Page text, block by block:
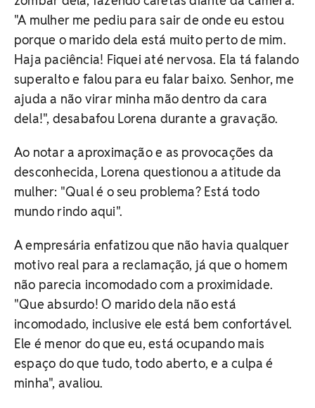
"A mulher me pediu para sair de onde eu estou
porque o marido dela está muito perto de mim.
Haja paciência! Fiquei até nervosa. Ela tá falando
superalto e falou para eu falar baixo. Senhor, me
ajuda a não virar minha mão dentro da cara
dela!", desabafou Lorena durante a gravação.
Ao notar a aproximação e as provocações da
desconhecida, Lorena questionou a atitude da
mulher: "Qual é o seu problema? Está todo
mundo rindo aqui".
A empresária enfatizou que não havia qualquer
motivo real para a reclamação, já que o homem
não parecia incomodado com a proximidade.
"Que absurdo! O marido dela não está
incomodado, inclusive ele está bem confortável.
Ele é menor do que eu, está ocupando mais
espaço do que tudo, todo aberto, e a culpa é
minha", avaliou.